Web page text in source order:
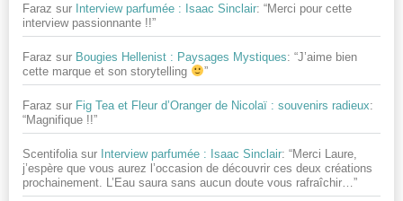
Faraz sur Interview parfumée : Isaac Sinclair: “Merci pour cette
interview passionnante !!”
Faraz sur Bougies Hellenist : Paysages Mystiques: “J’aime bien
cette marque et son storytelling
”
Faraz sur Fig Tea et Fleur d’Oranger de Nicolaï : souvenirs radieux:
“Magnifique !!”
Scentifolia sur Interview parfumée : Isaac Sinclair: “Merci Laure,
j’espère que vous aurez l’occasion de découvrir ces deux créations
prochainement. L’Eau saura sans aucun doute vous rafraîchir…”